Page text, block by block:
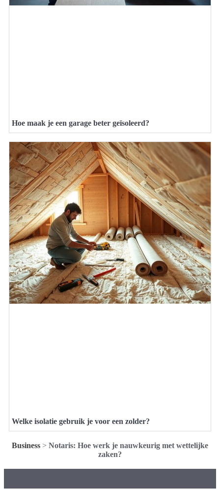
Hoe maak je een garage beter geïsoleerd?
Welke isolatie gebruik je voor een zolder?
Business > Notaris: Hoe werk je nauwkeurig met wettelijke
zaken?